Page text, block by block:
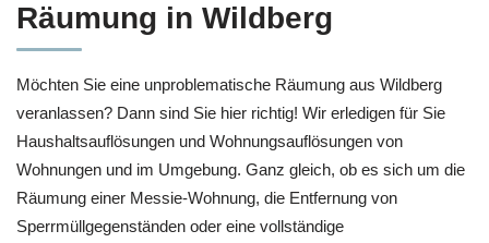
Räumung in Wildberg
Möchten Sie eine unproblematische Räumung aus Wildberg
veranlassen? Dann sind Sie hier richtig! Wir erledigen für Sie
Haushaltsauflösungen und Wohnungsauflösungen von
Wohnungen und im Umgebung. Ganz gleich, ob es sich um die
Räumung einer Messie-Wohnung, die Entfernung von
Sperrmüllgegenständen oder eine vollständige